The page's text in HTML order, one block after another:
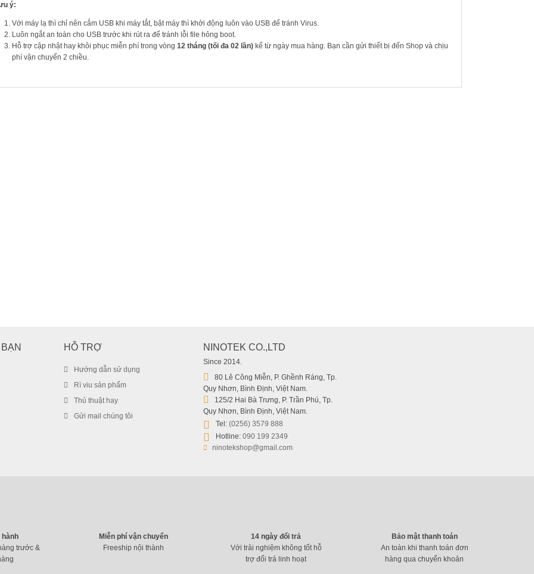
ý:
Với máy lạ thì chỉ nên cắm USB khi máy tắt, bật máy thì khởi động luôn vào USB để tránh Virus.
Luôn ngắt an toàn cho USB trước khi rút ra để tránh lỗi file hỏng boot.
Hỗ trợ cập nhật hay khôi phục miễn phí trong vòng 12 tháng (tối đa 02 lần) kể từ ngày mua hàng. Bạn cần gửi thiết bị đến Shop và chịu
phí vận chuyển 2 chiều.
Tai nghe chuyên game thủ Dolby A65 ( Misde ) – Tích hợp Mic – Tăng giảm âm lượng – Jack 3.5 và Jack US
159.000₫ 99.000
HỖ TRỢ
Hướng dẫn sử dụng
Rì viu sản phẩm
Thủ thuật hay
Gửi mail chúng tôi
NINOTEK CO.,LTD
Since 2014.
80 Lê Công Miễn, P. Ghềnh Ráng, Tp.
Quy Nhơn, Bình Định, Việt Nam.
125/2 Hai Bà Trưng, P. Trần Phú, Tp.
Quy Nhơn, Bình Định, Việt Nam.
Tel: (0256) 3579 888
Hotline: 090 199 2349
ninotekshop@gmail.com
hành
trước &
Miễn phí vận chuyển
Freeship nội thành
14 ngày đổi trả
Với trải nghiệm không tốt hỗ
trợ đổi trả linh hoạt
Bảo mật thanh toán
An toàn khi thanh toán đơn
hàng qua chuyển khoản